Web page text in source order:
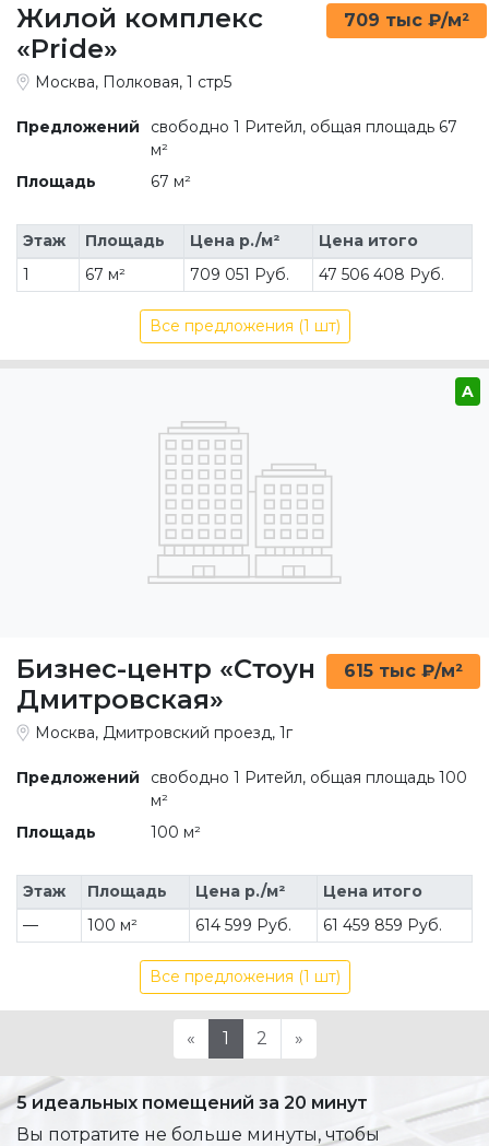
Жилой комплекс
«Pride»
709 тыс ₽/м²
Москва, Полковая, 1 стр5
Предложений
свободно 1 Ритейл, общая площадь 67
м²
Площадь
67 м²
Этаж Площадь Цена р./м²
Цена итого
1
67 м² 709 051 Руб. 47 506 408 Руб.
Все предложения (1 шт)
A
Бизнес-центр «Стоун
Дмитровская»
615 тыс ₽/м²
Москва, Дмитровский проезд, 1г
Предложений
свободно 1 Ритейл, общая площадь 100
м²
Площадь
100 м²
Этаж Площадь Цена р./м²
Цена итого
—
100 м² 614 599 Руб. 61 459 859 Руб.
Все предложения (1 шт)
« 1 2 »
5 идеальных помещений за 20 минут
Вы потратите не больше минуты, чтобы